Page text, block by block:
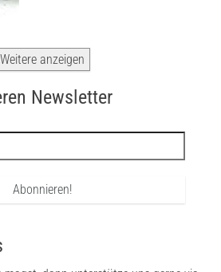
Weitere anzeigen
Newsletter